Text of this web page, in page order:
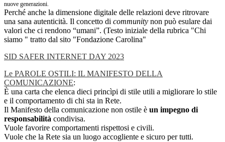
nuove generazioni.
Perché anche la dimensione digitale delle relazioni deve ritrovare
una sana autenticità. Il concetto di community non può esulare dai
valori che ci rendono “umani”. (Testo iniziale della rubrica "Chi
siamo " tratto dal sito "Fondazione Carolina"
SID SAFER INTERNET DAY 2023
Le PAROLE OSTILI: IL MANIFESTO DELLA
COMUNICAZIONE:
È una carta che elenca dieci princìpi di stile utili a migliorare lo stile
e il comportamento di chi sta in Rete.
Il Manifesto della comunicazione non ostile è un impegno di
responsabilità condivisa.
Vuole favorire comportamenti rispettosi e civili.
Vuole che la Rete sia un luogo accogliente e sicuro per tutti.